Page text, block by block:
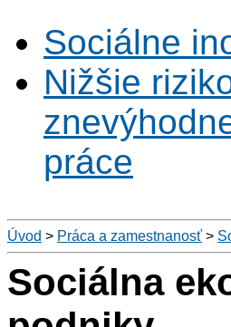
Sociálne
Nižšie
práce
Úvod > Práca a zamestnanosť >
Sociálna